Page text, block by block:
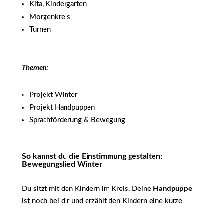
Kita, Kindergarten
Morgenkreis
Turnen
Themen:
Projekt Winter
Projekt Handpuppen
Sprachförderung & Bewegung
So kannst du die Einstimmung gestalten:
Bewegungslied Winter
Du sitzt mit den Kindern im Kreis. Deine Handpuppe
ist noch bei dir und erzählt den Kindern eine kurze